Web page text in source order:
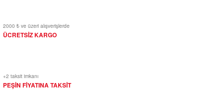
2000 ₺ ve üzeri alışverişlerde
ÜCRETSİZ KARGO
+2 taksit imkanı
PEŞİN FİYATINA TAKSİT